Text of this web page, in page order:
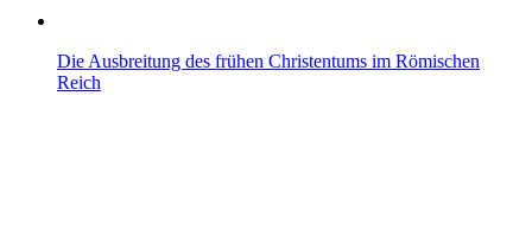
Die Ausbreitung des frühen Christentums im Römischen
Reich